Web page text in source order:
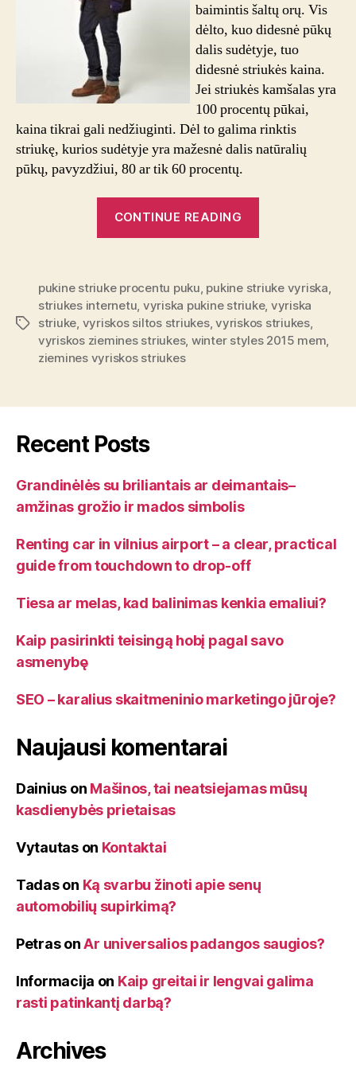
baimintis šaltų orų. Vis
dėlto, kuo didesnė pūkų
dalis sudėtyje, tuo
didesnė striukės kaina.
Jei striukės kamšalas yra
100 procentų pūkai,
kaina tikrai gali nedžiuginti. Dėl to galima rinktis
striukę, kurios sudėtyje yra mažesnė dalis natūralių
pūkų, pavyzdžiui, 80 ar tik 60 procentų.
CONTINUE READING
atkreipti
dėmesį
perkant?”
Tags
pukine striuke procentu puku, pukine striuke vyriska,
striukes internetu, vyriska pukine striuke, vyriska
striuke, vyriskos siltos striukes,vyriskos striukes,
vyriskos ziemines striukes, winter styles 2015 mem,
ziemines vyriskos striukes
Recent Posts
Grandinėlės su briliantais ar deimantais–
amžinas grožio ir mados simbolis
Renting car in vilnius airport – a clear, practical
guide from touchdown to drop-off
Tiesa ar melas, kad balinimas kenkia emaliui?
Kaip pasirinkti teisingą hobį pagal savo
asmenybę
SEO – karalius skaitmeninio marketingo jūroje?
Naujausi komentarai
Dainius on Mašinos, tai neatsiejamas mūsų
kasdienybės prietaisas
Vytautason Kontaktai
Tadason Ką svarbu žinoti apie senų
automobilių supirkimą?
PetrasonAr universalios padangos saugios?
Informacija on Kaip greitai ir lengvai galima
rasti patinkantį darbą?
Archives